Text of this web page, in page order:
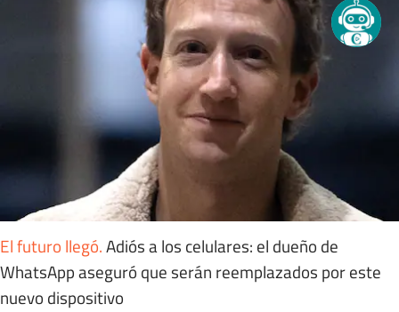
El futuro llegó.Adiós a los celulares: el dueño de
WhatsApp aseguró que serán reemplazados por este
nuevo dispositivo